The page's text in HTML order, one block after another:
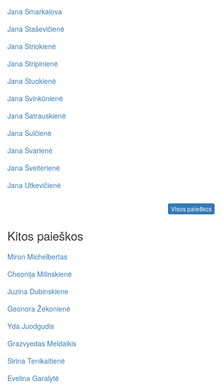
Jana Smarkalova
Jana Staševičienė
Jana Striokienė
Jana Stripinienė
Jana Stuokienė
Jana Svinkūnienė
Jana Šatrauskienė
Jana Šulčienė
Jana Švarienė
Jana Šveiterienė
Jana Utkevičienė
Visos paieškos
Kitos paieškos
Miron Michelbertas
Cheonija Milinskienė
Juzina Dubinskiene
Geonora Žekonienė
Yda Juodgudis
Grazvyedas Meldaikis
Sirina Tenikaitienė
Evelina Garalytė